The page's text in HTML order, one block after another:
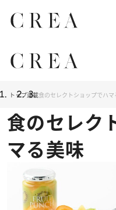
トップ連載食のセレクトショップでハマ
食のセレク
マる美味